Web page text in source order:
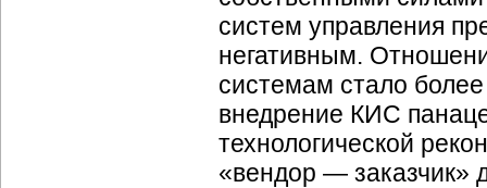
систем управления
негативным.
системам стало
внедрение КИС
технологической
«вендор — заказчик»